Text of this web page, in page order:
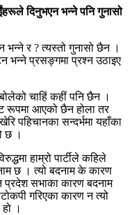
दिनुभएन भन्ने पनि गुनासो
भन्ने र ? त्यस्तो गुनासो छैन ।
भन्ने प्रसङ्गमा प्रश्न उठाइए
बोलेको चाहिं कहीं पनि छैन ।
रूपमा आएको छैन होला तर
पहिचानका सन्दर्भमा यहाँका
छ ।
हाम्रो पार्टीले कहिले
छ । त्यो बदनाम के कारण
प्रदेश सभाका कारण बदनाम
गरिएका कारण न त्यो
।